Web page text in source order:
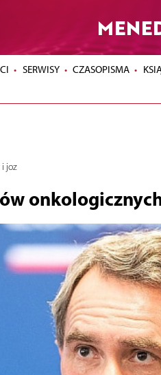
SERWISY CZASOPISMA
i joz